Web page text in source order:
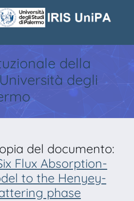
della
degli
del documento:
Flux Absorption-
to the Henyey-
phase